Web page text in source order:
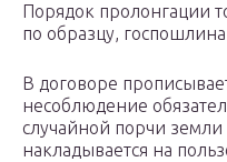
Порядок пролонгации
по образцу,
В договоре
несоблюдение
случайной порчи
накладывается на